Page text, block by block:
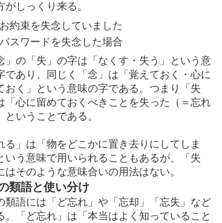
がしっくり来る。
お約束を失念していました
パスワードを失念した場合
」の「失」の字は「なくす・失う」という意
であり、同じく「念」は「覚えておく・心に
おく」という意味の字である。つまり「失
「心に留めておくべきことを失った（＝忘れ
ということである。
る」は「物をどこかに置き去りにしてしま
いう意味で用いられることもあるが、「失
はそのような意味合いの用法はない。
類語と使い分け
類語には「ど忘れ」や「忘却」「忘失」など
。「ど忘れ」は「本当はよく知っていること